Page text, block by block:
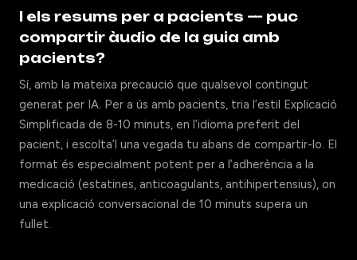
I els resums per a pacients — puc
compartir àudio de la guia amb
pacients?
Sí, amb la mateixa precaució que qualsevol contingut
generat per IA. Per a ús amb pacients, tria l’estil Explicació
Simplificada de 8-10 minuts, en l’idioma preferit del
pacient, i escolta’l una vegada tu abans de compartir-lo. El
format és especialment potent per a l’adherència a la
medicació (estatines, anticoagulants, antihipertensius), on
una explicació conversacional de 10 minuts supera un
fullet.